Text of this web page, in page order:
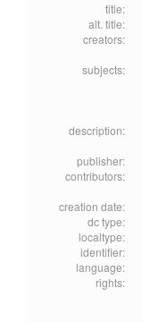
title:
alt. title:
creators:
subjects:
description:
publisher:
contributors:
creation date:
dc type:
localtype:
identifier:
language:
rights: